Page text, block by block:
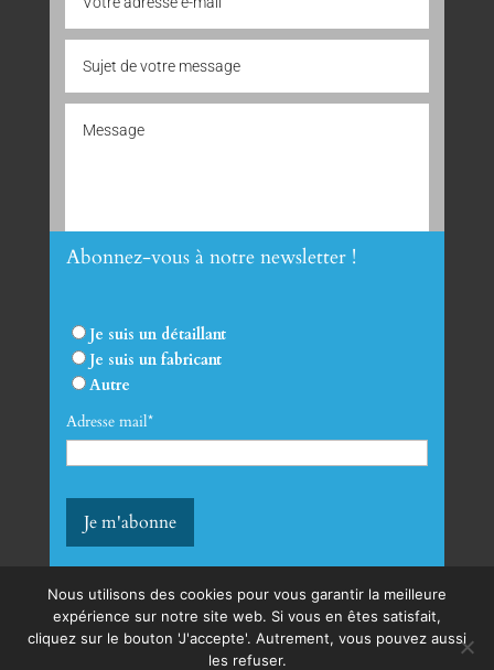
Abonnez-vous à notre newsletter !
Je suis un détaillant
Je suis un fabricant
Autre
Adresse mail*
mentions légales
Nous utilisons des cookies pour vous garantir la meilleure
expérience sur notre site web. Si vous en êtes satisfait,
cliquez sur le bouton 'J'accepte'. Autrement, vous pouvez aussi
les refuser.